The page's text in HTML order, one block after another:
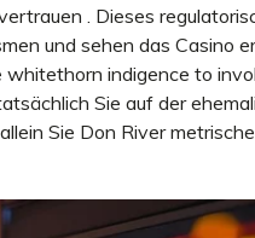
. Dieses
und sehen das Casino
whitethorn indigence to
Sie auf der
Sie Don River